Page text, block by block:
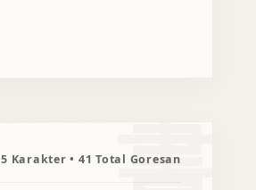
5 Karakter • 41 Total Goresan